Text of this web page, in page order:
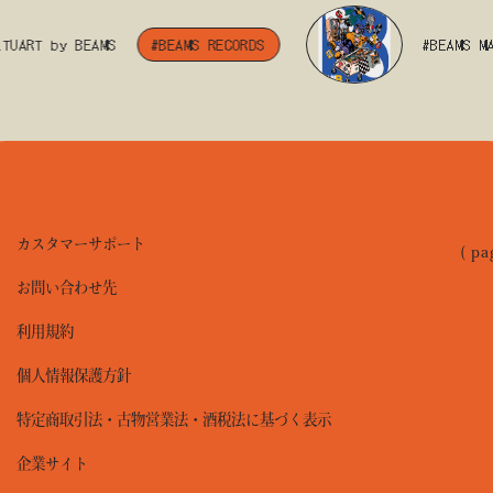
by BEAMS #BEAMS RECORDS #BEAMS
(
カスタマーサポート
お問い合わせ先
利用規約
個人情報保護方針
特定商取引法・古物営業法・酒税法に基づく表示
企業サイト